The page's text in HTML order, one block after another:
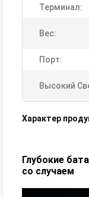
Терминал:
Вес:
Порт:
Высокий
Характер
Глубокие
со случаем